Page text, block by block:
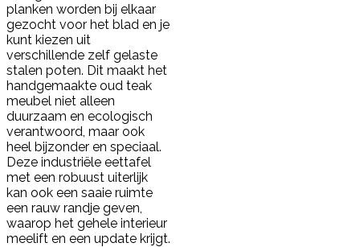
planken worden bij elkaar
gezocht voor het blad en je
kunt kiezen uit
verschillende zelf gelaste
stalen poten. Dit maakt het
handgemaakte oud teak
meubel niet alleen
duurzaam en ecologisch
verantwoord, maar ook
heel bijzonder en speciaal.
Deze industriële eettafel
met een robuust uiterlijk
kan ook een saaie ruimte
een rauw randje geven,
waarop het gehele interieur
meelift en een update krijgt.